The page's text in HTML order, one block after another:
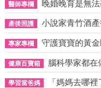
醫師專欄 晚婚晚育是無
產後照護 小說家青竹酒
專家專欄 守護寶寶的黃
健康百寶箱 腦科學家都在
學習當爸媽 「媽媽去哪裡了